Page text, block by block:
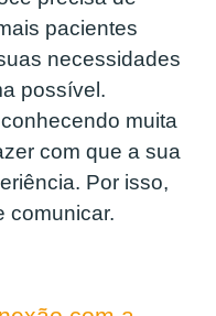
pacientes
necessidades
possível.
muita
com que a sua
Por isso,
comunicar.